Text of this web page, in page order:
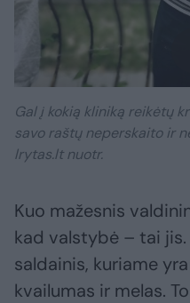
Gal į kokią kliniką reikėtų
savo raštų neperskaito ir
lrytas.lt nuotr.
Kuo mažesnis
kad valstybė – tai
saldainis, kuriame
kvailumas ir melas.